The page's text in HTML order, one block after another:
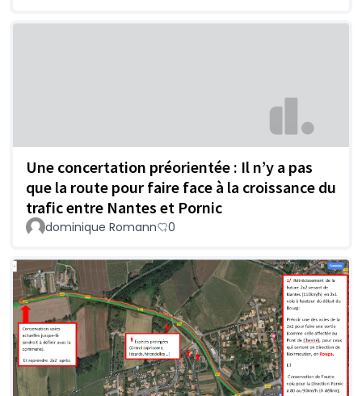
Une concertation préorientée : Il n’y a pas
que la route pour faire face à la croissance du
trafic entre Nantes et Pornic
dominique Romann 0